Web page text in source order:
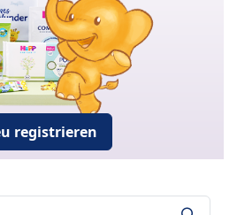
registrieren